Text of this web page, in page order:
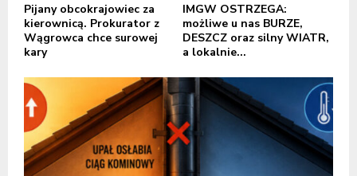
Pijany obcokrajowiec za
kierownicą. Prokurator z
Wągrowca chce surowej
kary
IMGW OSTRZEGA:
możliwe u nas BURZE,
DESZCZ oraz silny WIATR,
a lokalnie...